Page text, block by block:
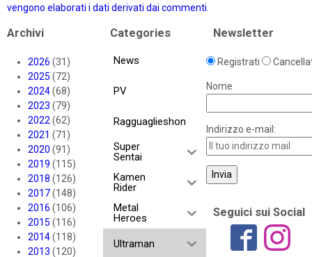
vengono elaborati i dati derivati dai commenti.
Archivi
2026 (31)
2025 (72)
2024(68)
2023 (79)
2022(62)
2021 (71)
2020 (91)
2019 (115)
2018 (126)
2017(148)
2016 (106)
2015 (116)
2014(118)
2013 (120)
Categories
News
PV
Ragguaglieshon
Super
Sentai
Kamen
Rider
Metal
Heroes
Ultraman
Newsletter
Registrati
Nome
Indirizzo e-mail:
Seguici sui Social